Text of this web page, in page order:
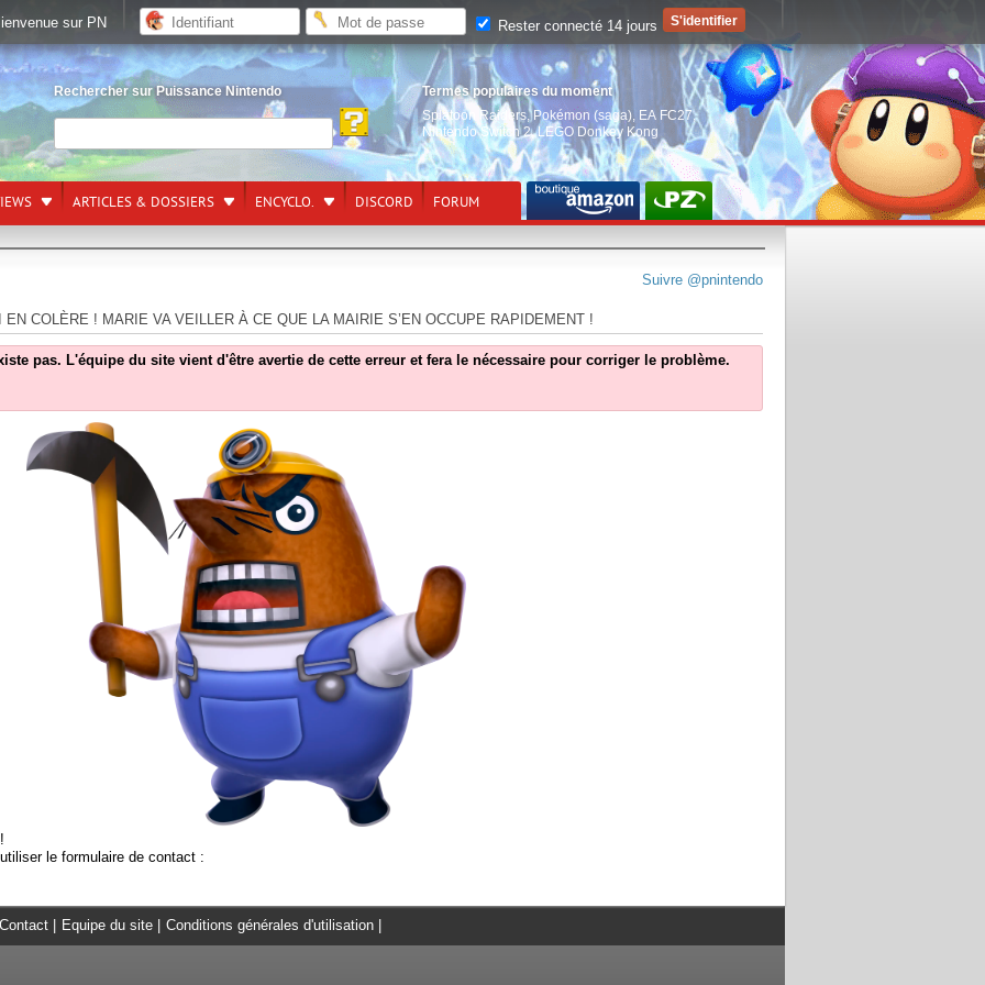
Rechercher sur Puissance Nintendo
Termes populaires du moment
Splatoon Raiders, Pokémon (saga) EA FC27,
Nintendo Switch 2,LEGO Donkey Kong
ARTICLES & DOSSIERS ENCYCLO. DISCORD FORUM
Suivre @pnintendo
COLÈRE ! MARIE VA VEILLER À CE QUE LA MAIRIE S’EN OCCUPE RAPIDEMENT !
pas. L'équipe du site vient d'être avertie de cette erreur et fera le nécessaire pour corriger le problème.
le formulaire de contact :
Contact Equipe du site Conditions générales d'utilisation
sur PN Rester connecté 14 jours